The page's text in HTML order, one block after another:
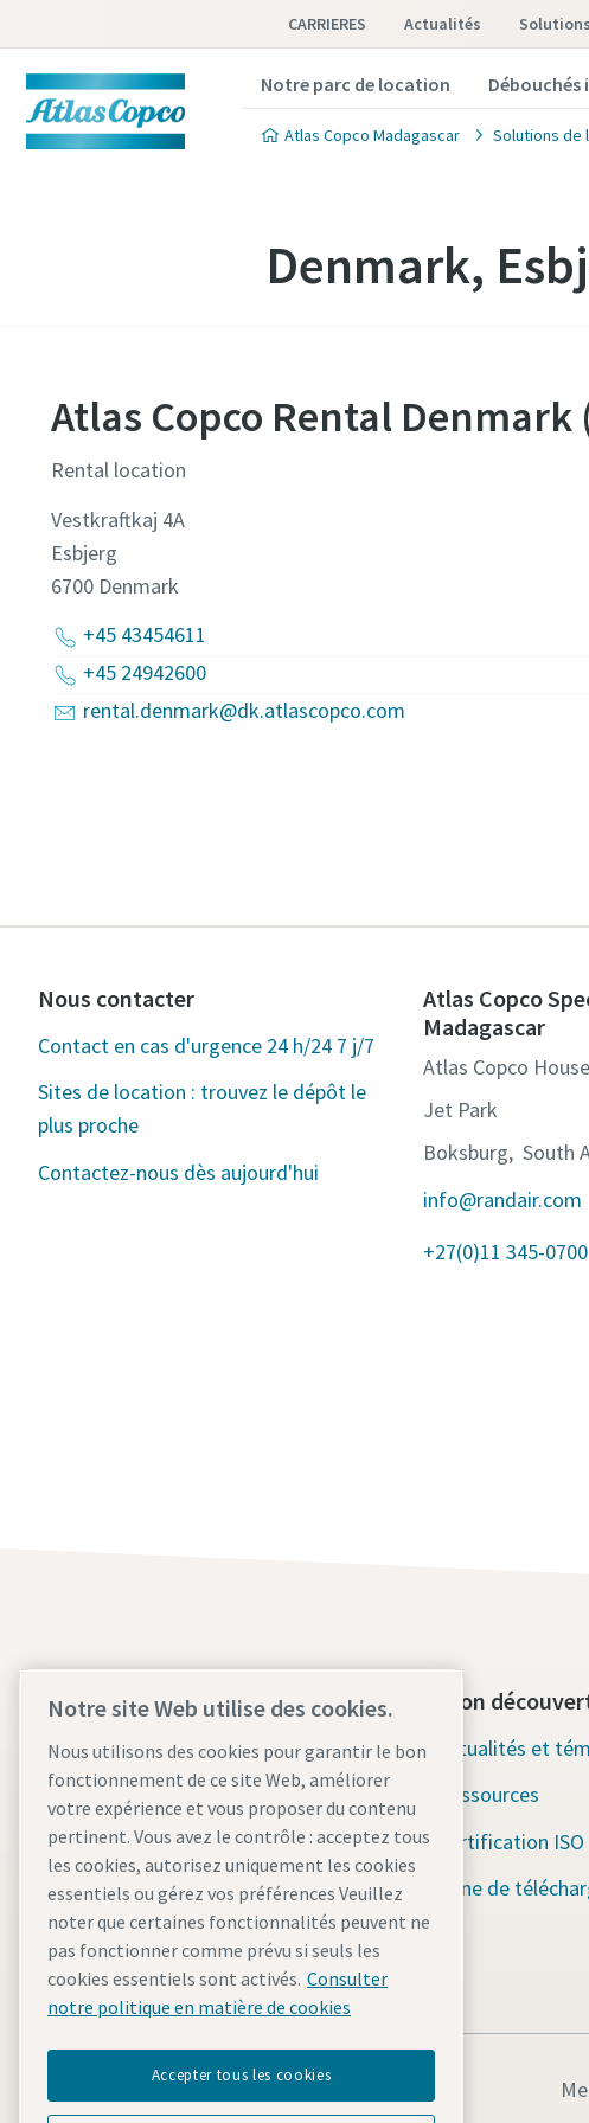
CARRIERES Actualités
Notre parc de location
Atlas Copco Madagascar Solutions de
Denmark,
Atlas Copco Rental Denmark
Rental location
Vestkraftkaj 4A
Esbjerg
6700 Denmark
+45 43454611
+45 24942600
rental.denmark@dk.atlascopco.com
Nous contacter
Contact en cas d'urgence 24 h/24 7 j/7
Sites de location : trouvez le dépôt le
plus proche
Contactez-nous dès aujourd'hui
Atlas Copco
Madagascar
Atlas Copco
Jet Park
Boksburg, South
info@randair.com
+27(0)11 345-0700
Contactez-nous dès aujourd'hui
Assistance d'urgence 24h/24 et
7j/7
Nos services
Parc
Industries
Pourquoi la location ?
Section
Actualités et
Ressources
Certification ISO
Zone de
Notre site Web utilise des cookies.
Nous utilisons des cookies pour garantir le bon
fonctionnement de ce site Web, améliorer
votre expérience et vous proposer du contenu
pertinent. Vous avez le contrôle : acceptez tous
les cookies, autorisez uniquement les cookies
essentiels ou gérez vos préférences Veuillez
noter que certaines fonctionnalités peuvent ne
pas fonctionner comme prévu si seuls les
cookies essentiels sont activés. Consulter
notre politique en matière de cookies
Accepter tous les cookies